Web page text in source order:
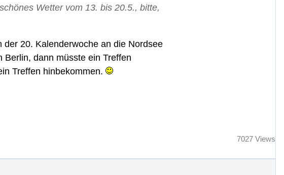
Wetter vom 13. bis 20.5., bitte,
20. Kalenderwoche an die Nordsee
dann müsste ein Treffen
Treffen hinbekommen.
7027 Views